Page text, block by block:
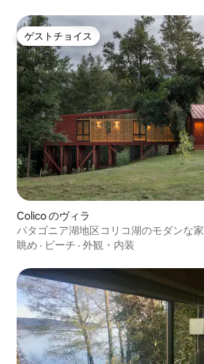
ゲストチョイス
ゲストチョイス
Colico のヴィラ
パタゴニア湖地区コリコ湖のモダンな家
眺め · ビーチ · 外観・内装